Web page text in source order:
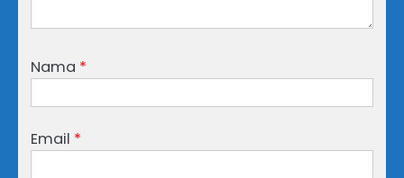
Nama *
Email *